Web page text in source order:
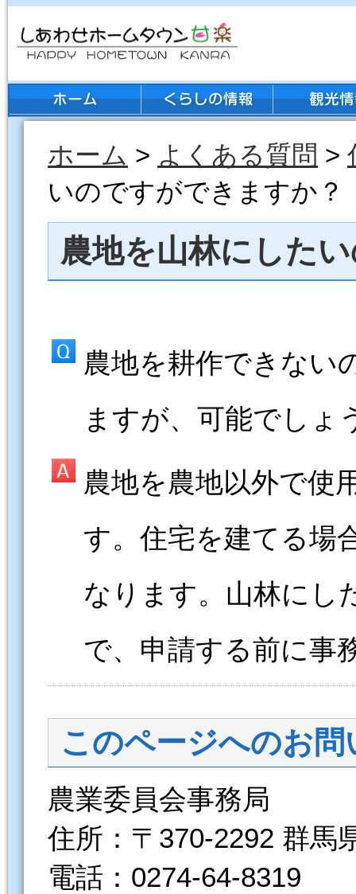
ホーム > よくある質問 >
いのですができますか？
農地を山林にした
農地を耕作できない
ますが、可能でしょ
農地を農地以外で使
す。住宅を建てる場
なります。山林にし
で、申請する前に事
このページへのお問
農業委員会事務局
住所：〒370-2292 群馬
電話：0274-64-8319